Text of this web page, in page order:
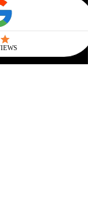
posts
les verrez